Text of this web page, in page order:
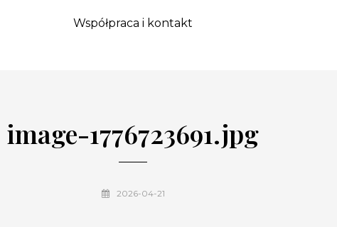
Współpraca i kontakt
image-1776723691.jpg
2026-04-21